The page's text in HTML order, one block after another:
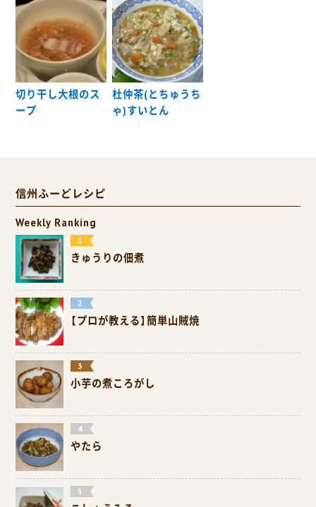
切り干し大根のス
ープ
杜仲茶(とちゅうち
ゃ)すいとん
信州ふーどレシピ
Weekly Ranking
きゅうりの佃煮
【プロが教える】簡単山賊焼
小芋の煮ころがし
やたら